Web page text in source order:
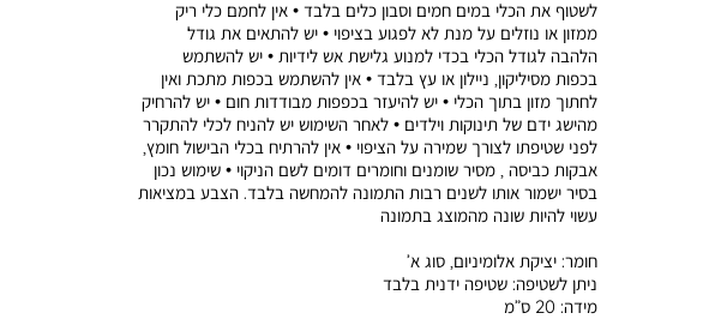
לשטוף את הכלי במים חמים וסבון כלים בלבד • אין לחמם כלי ריק
ממזון או נוזלים על מנת לא לפגוע בציפוי • יש להתאים את גודל
הלהבה לגודל הכלי בכדי למנוע גלישת אש לידיות • יש להשתמש
בכפות מסיליקון, ניילון או עץ בלבד • אין להשתמש בכפות מתכת ואין
לחתוך מזון בתוך הכלי • יש להיעזר בכפפות מבודדות חום • יש להרחיק
מהישג ידם של תינוקות וילדים • לאחר השימוש יש להניח לכלי להתקרר
לפני שטיפתו לצורך שמירה על הציפוי • אין להרתיח בכלי הבישול חומץ,
אבקות כביסה , מסיר שומנים וחומרים דומים לשם הניקוי • שימוש נכון
בסיר ישמור אותו לשנים רבות התמונה להמחשה בלבד. הצבע במציאות
עשוי להיות שונה מהמוצג בתמונה
חומר:יציקת אלומיניום, סוג א’
ניתן לשטיפה:שטיפה ידנית בלבד
מידה: 20 ס”מ